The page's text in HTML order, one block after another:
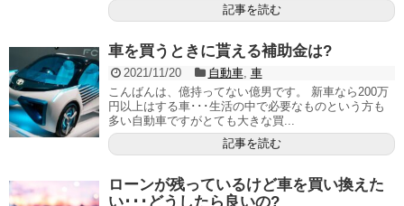
記事を読む
車を買うときに貰える補助金は?
2021/11/20 自動車, 車
こんばんは、億持ってない億男です。 新車なら200万
円以上はする車･･･生活の中で必要なものという方も
多い自動車ですがとても大きな買...
記事を読む
ローンが残っているけど車を買い換えた
い･･･どうしたら良いの?